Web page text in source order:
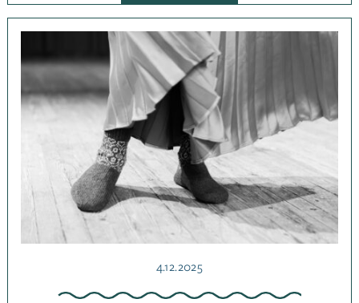
Taidon
1/26
kahdeksaan
upeaan
käsityöohjeeseen
Julkaistu
4.12.2025
Kategoriassa
Jutut,
Ohjemallistot